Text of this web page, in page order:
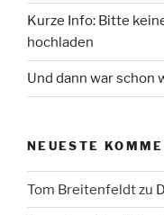
Kurze Info: Bitte
hochladen
Und dann war schon
NEUESTE
Tom Breitenfeldtzu